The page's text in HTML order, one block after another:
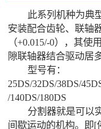
此系列机种为典
安装配合齿轮、联轴
（+0.015/-0），其
隙联轴器结合驱动居多
型号有：
25DS/32DS/38DS/
/140DS/180DS
分割器就是可以
间歇运动的机构。即